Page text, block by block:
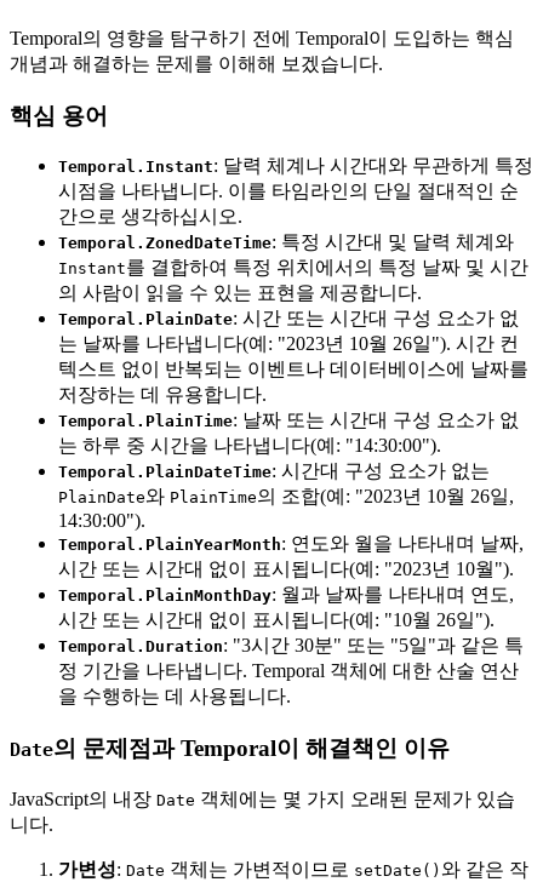
Temporal의 영향을 탐구하기 전에 Temporal이 도입하는 핵심
개념과 해결하는 문제를 이해해 보겠습니다.
핵심 용어
Temporal.Instant: 달력 체계나 시간대와 무관하게 특정
시점을 나타냅니다. 이를 타임라인의 단일 절대적인 순
간으로 생각하십시오.
Temporal.ZonedDateTime: 특정 시간대 및 달력 체계와
Instant를 결합하여 특정 위치에서의 특정 날짜 및 시간
의 사람이 읽을 수 있는 표현을 제공합니다.
Temporal.PlainDate: 시간 또는 시간대 구성 요소가 없
는 날짜를 나타냅니다(예: "2023년 10월 26일"). 시간 컨
텍스트 없이 반복되는 이벤트나 데이터베이스에 날짜를
저장하는 데 유용합니다.
Temporal.PlainTime: 날짜 또는 시간대 구성 요소가 없
는 하루 중 시간을 나타냅니다(예: "14:30:00").
Temporal.PlainDateTime: 시간대 구성 요소가 없는
PlainDate와 PlainTime의 조합(예: "2023년 10월 26일,
14:30:00").
Temporal.PlainYearMonth: 연도와 월을 나타내며 날짜,
시간 또는 시간대 없이 표시됩니다(예: "2023년 10월").
Temporal.PlainMonthDay: 월과 날짜를 나타내며 연도,
시간 또는 시간대 없이 표시됩니다(예: "10월 26일").
Temporal.Duration: "3시간 30분" 또는 "5일"과 같은 특
정 기간을 나타냅니다. Temporal 객체에 대한 산술 연산
을 수행하는 데 사용됩니다.
Date의 문제점과 Temporal이 해결책인 이유
JavaScript의 내장 Date 객체에는 몇 가지 오래된 문제가 있습
니다.
가변성: Date 객체는 가변적이므로 setDate() 와 같은 작